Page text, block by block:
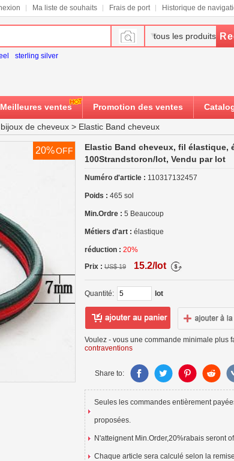
Ma liste de souhaits Frais de port Historique de
tous les produits
sterling silver
Meilleures ventes Promotion des ventes
de cheveux > Elastic Band cheveux
20%OFF
Elastic Band cheveux, fil élastique,
100Strandstoron/lot, Vendu par lot
Numéro d'article : 110317132457
Poids : 465 sol
Min.Ordre : 5 Beaucoup
Métiers d'art : élastique
réduction : 20%
Prix : US$ 19 15.2/lot
Quantité: lot
Voulez - vous une commande minimale plus
contraventions
Share to:
Seules les commandes entièrement
proposées.
N'atteignent Min.Order,20%rabais seront
Chaque article sera calculé selon la